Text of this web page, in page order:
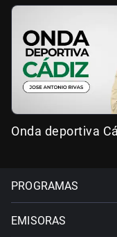
Onda deportiva
PROGRAMAS
EMISORAS